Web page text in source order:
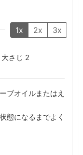
1x 2x 3x
大さじ 2
ブオイルまたはえ
態になるまでよく